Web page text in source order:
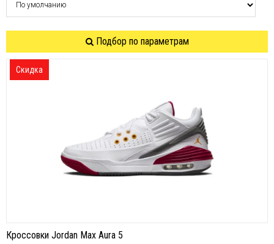
Подбор по параметрам
Скидка
Кроссовки Jordan Max Aura 5